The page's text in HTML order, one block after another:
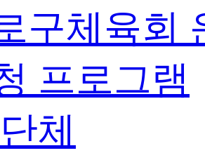
구체육회
프로그램
체